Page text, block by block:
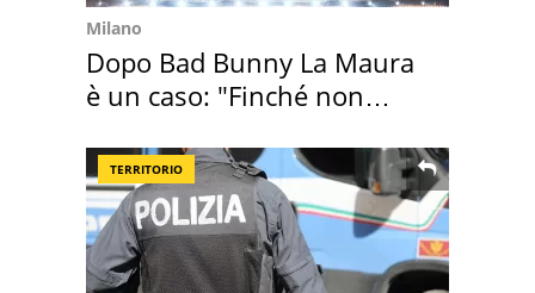
Milano
Dopo Bad Bunny La Maura
è un caso: "Finché non
TERRITORIO